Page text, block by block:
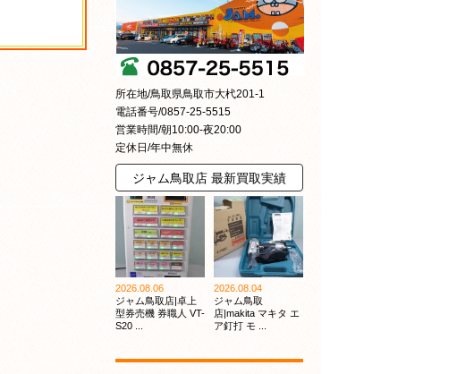
所在地/鳥取県鳥取市大杙201-1
電話番号/0857-25-5515
営業時間/朝10:00-夜20:00
定休日/年中無休
ジャム鳥取店 最新買取実績
2026.08.06
ジャム鳥取店|卓上
型券売機 券職人 VT-
S20 ...
2026.08.04
ジャム鳥取
店|makita マキタ エ
ア釘打 モ ...